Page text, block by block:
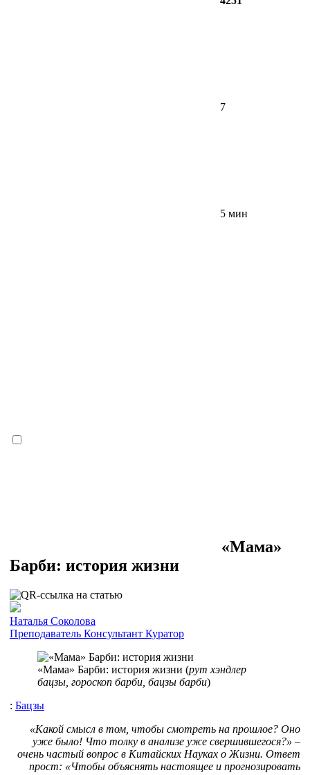
7
5 мин
«Мама»
Барби: история жизни
Наталья Соколова
Преподаватель Консультант Куратор
«Мама» Барби: история жизни (рут хэндлер
бацзы, гороскоп барби, бацзы барби)
: Бацзы
«Какой смысл в том, чтобы смотреть на прошлое? Оно
уже было! Что толку в анализе уже свершившегося?» –
очень частый вопрос в Китайских Науках о Жизни. Ответ
прост: «Чтобы объяснять настоящее и прогнозировать